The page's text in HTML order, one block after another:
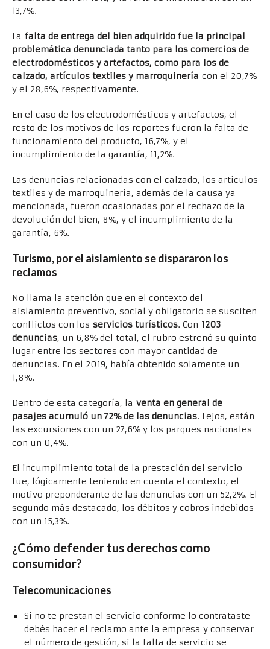
13,7%.
La falta de entrega del bien adquirido fue la principal
problemática denunciada tanto para los comercios de
electrodomésticos y artefactos, como para los de
calzado, artículos textiles y marroquinería con el 20,7%
y el 28,6%, respectivamente.
En el caso de los electrodomésticos y artefactos, el
resto de los motivos de los reportes fueron la falta de
funcionamiento del producto, 16,7%, y el
incumplimiento de la garantía, 11,2%.
Las denuncias relacionadas con el calzado, los artículos
textiles y de marroquinería, además de la causa ya
mencionada, fueron ocasionadas por el rechazo de la
devolución del bien, 8%, y el incumplimiento de la
garantía, 6%.
Turismo, por el aislamiento se dispararon los
reclamos
No llama la atención que en el contexto del
aislamiento preventivo, social y obligatorio se susciten
conflictos con los servicios turísticos. Con 1203
denuncias, un 6,8% del total, el rubro estrenó su quinto
lugar entre los sectores con mayor cantidad de
denuncias. En el 2019, había obtenido solamente un
1,8%.
Dentro de esta categoría, la venta en general de
pasajes acumuló un 72% de las denuncias. Lejos, están
las excursiones con un 27,6% y los parques nacionales
con un 0,4%.
El incumplimiento total de la prestación del servicio
fue, lógicamente teniendo en cuenta el contexto, el
motivo preponderante de las denuncias con un 52,2%. El
segundo más destacado, los débitos y cobros indebidos
con un 15,3%.
¿Cómo defender tus derechos como
consumidor?
Telecomunicaciones
Si no te prestan el servicio conforme lo contrataste
debés hacer el reclamo ante la empresa y conservar
el número de gestión, si la falta de servicio se